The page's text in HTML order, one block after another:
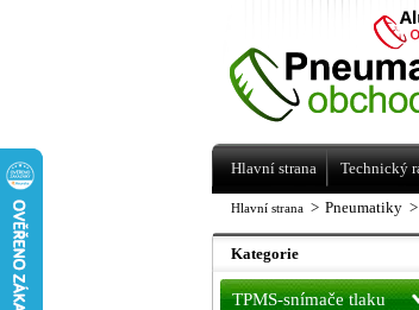
Hlavní strana > Pneumatiky >
Kategorie
TPMS-snímače tlaku
Levné pneumatiky
a litá kola Racing Line
Hlavní strana Technický